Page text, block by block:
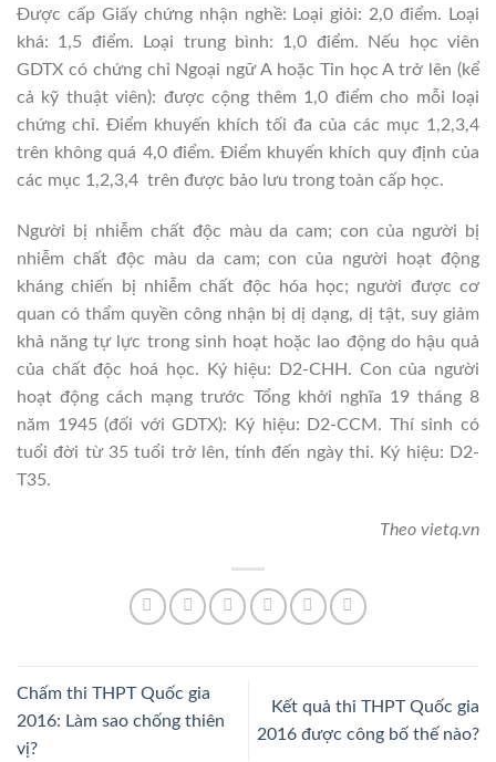
Được cấp Giấy chứng nhận nghề: Loại giỏi: 2,0 điểm. Loại
khá: 1,5 điểm. Loại trung bình: 1,0 điểm. Nếu học viên
GDTX có chứng chỉ Ngoại ngữ A hoặc Tin học A trở lên (kể
cả kỹ thuật viên): được cộng thêm 1,0 điểm cho mỗi loại
chứng chỉ. Điểm khuyến khích tối đa của các mục 1,2,3,4
trên không quá 4,0 điểm. Điểm khuyến khích quy định của
các mục 1,2,3,4 trên được bảo lưu trong toàn cấp học.
Người bị nhiễm chất độc màu da cam; con của người bị
nhiễm chất độc màu da cam; con của người hoạt động
kháng chiến bị nhiễm chất độc hóa học; người được cơ
quan có thẩm quyền công nhận bị dị dạng, dị tật, suy giảm
khả năng tự lực trong sinh hoạt hoặc lao động do hậu quả
của chất độc hoá học. Ký hiệu: D2-CHH. Con của người
hoạt động cách mạng trước Tổng khởi nghĩa 19 tháng 8
năm 1945 (đối với GDTX): Ký hiệu: D2-CCM. Thí sinh có
tuổi đời từ 35 tuổi trở lên, tính đến ngày thi. Ký hiệu: D2-
T35.
Theo vietq.vn
Chấm thi THPT Quốc gia
2016: Làm sao chống thiên
vị?
Kết quả thi THPT Quốc gia
2016 được công bố thế nào?